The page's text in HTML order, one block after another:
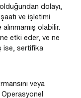
dolayı,
ve işletimi
olabilir.
etki eder, ve ne
ise, sertifika
veya
Operasyonel